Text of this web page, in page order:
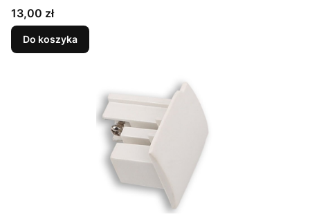
MT0028, MT0029
Cena
13,00 zł
Do koszyka